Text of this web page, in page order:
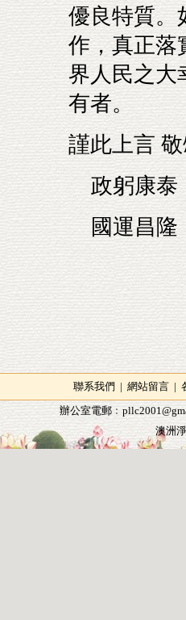
優良特質。
作，真正落
界人民之大
有者。
謹此上言
政躬康泰
國運昌隆
聯系我們 | 網站留言|
辦公室電郵﹕
澳洲